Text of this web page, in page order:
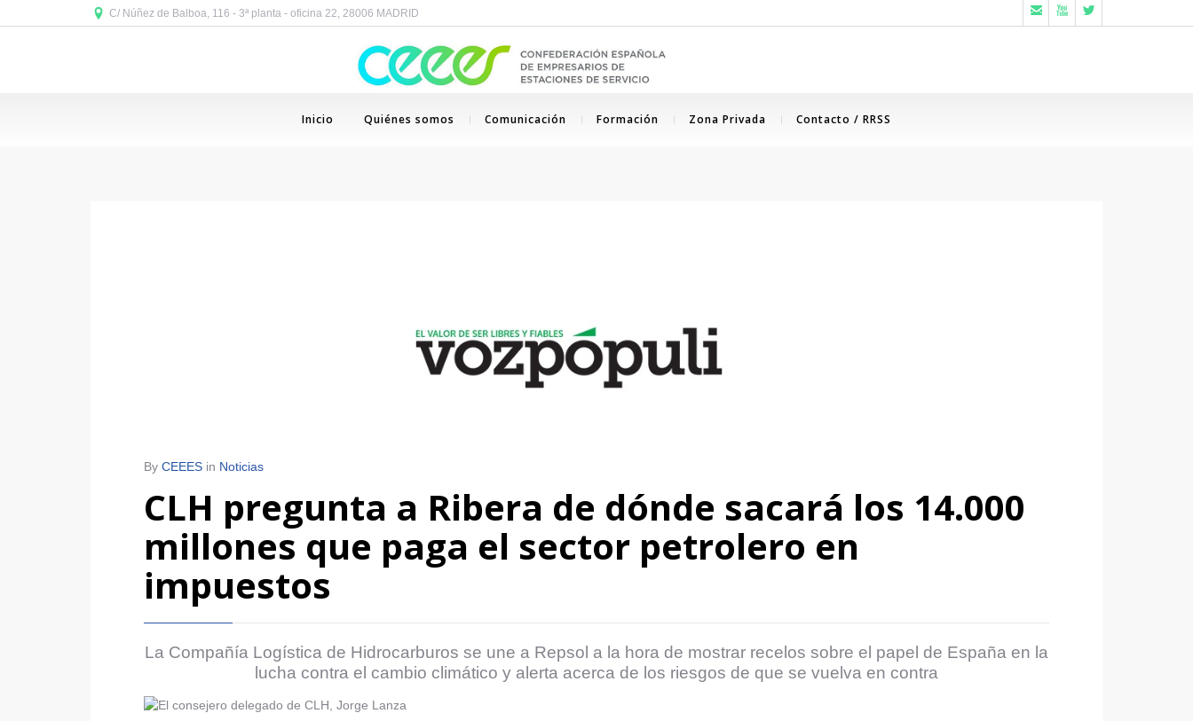
C/ Núñez de Balboa, 116 - 3ª planta - oficina 22, 28006 MADRID   
Inicio Quiénes somos Comunicación Formación Zona Privada Contacto / RRSS
By CEEES in Noticias
CLH pregunta a Ribera de dónde sacará los 14.000
millones que paga el sector petrolero en
impuestos
La Compañía Logística de Hidrocarburos se une a Repsol a la hora de mostrar recelos sobre el papel de España en la
lucha contra el cambio climático y alerta acerca de los riesgos de que se vuelva en contra